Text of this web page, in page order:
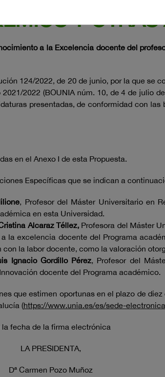
Y OTRAS
a la Excelencia docente del
124/2022, de 20 de junio, por la que se
2022 (BOUNIA núm. 10, de 4 de julio
presentadas, de conformidad con
en el Anexo I de esta Propuesta.
Específicas que se indican a
, Profesor del Máster Universitario en
en esta Universidad.
Alcaraz Téllez, Profesora del Máster
excelencia docente del Programa
la labor docente, como la valoración
Ignacio Gordillo Pérez, Profesor del
docente del Programa académico.
que estimen oportunas en el plazo de
(https://www.unia.es/es/sede-
la fecha de la firma electrónica
LA PRESIDENTA,
Dª Carmen Pozo Muñoz